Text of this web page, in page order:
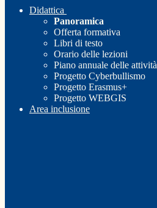
Didattica
Panoramica
Offerta formativa
Libri di testo
Orario delle lezioni
Piano annuale delle attività
Progetto Cyberbullismo
Progetto Erasmus+
Progetto WEBGIS
Area inclusione